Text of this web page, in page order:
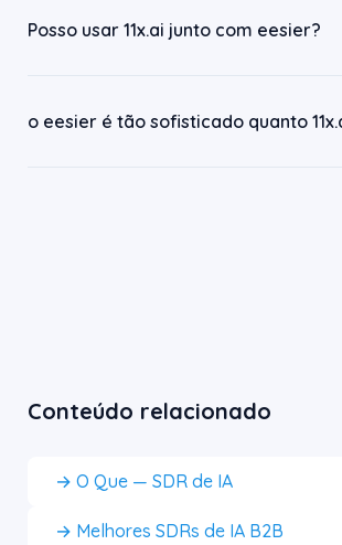
Posso usar 11x.ai junto com eesier?
o eesier é tão sofisticado quanto
Conteúdo relacionado
→ O Que — SDR de IA
→ Melhores SDRs de IA B2B